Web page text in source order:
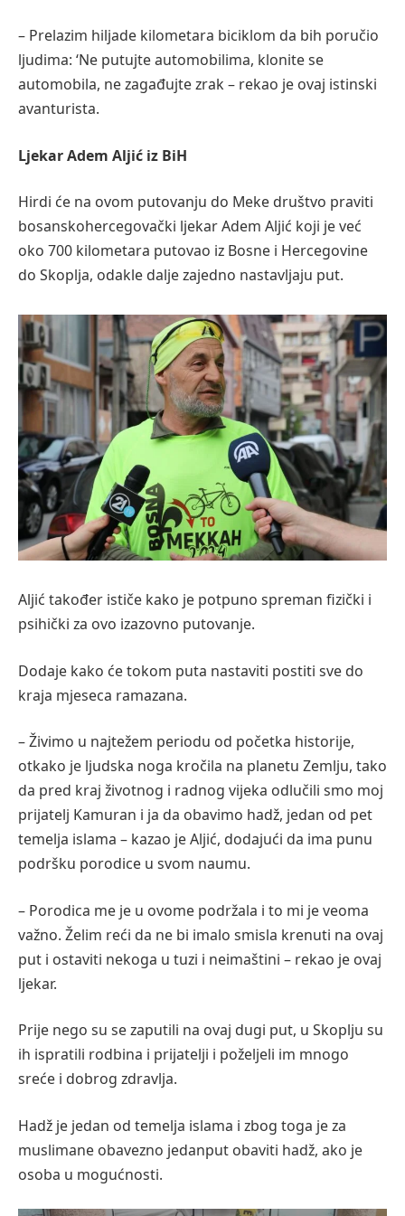
– Prelazim hiljade kilometara biciklom da bih poručio
ljudima: ‘Ne putujte automobilima, klonite se
automobila, ne zagađujte zrak – rekao je ovaj istinski
avanturista.
Ljekar Adem Aljić iz BiH
Hirdi će na ovom putovanju do Meke društvo praviti
bosanskohercegovački ljekar Adem Aljić koji je već
oko 700 kilometara putovao iz Bosne i Hercegovine
do Skoplja, odakle dalje zajedno nastavljaju put.
Aljić također ističe kako je potpuno spreman fizički i
psihički za ovo izazovno putovanje.
Dodaje kako će tokom puta nastaviti postiti sve do
kraja mjeseca ramazana.
– Živimo u najtežem periodu od početka historije,
otkako je ljudska noga kročila na planetu Zemlju, tako
da pred kraj životnog i radnog vijeka odlučili smo moj
prijatelj Kamuran i ja da obavimo hadž, jedan od pet
temelja islama – kazao je Aljić, dodajući da ima punu
podršku porodice u svom naumu.
– Porodica me je u ovome podržala i to mi je veoma
važno. Želim reći da ne bi imalo smisla krenuti na ovaj
put i ostaviti nekoga u tuzi i neimaštini – rekao je ovaj
ljekar.
Prije nego su se zaputili na ovaj dugi put, u Skoplju su
ih ispratili rodbina i prijatelji i poželjeli im mnogo
sreće i dobrog zdravlja.
Hadž je jedan od temelja islama i zbog toga je za
muslimane obavezno jedanput obaviti hadž, ako je
osoba u mogućnosti.